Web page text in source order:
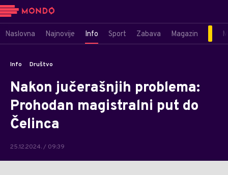
Naslovna Najnovije Info Sport Zabava Magazin
Info Društvo
Nakon jučerašnjih problema:
Prohodan magistralni put do
Čelinca
25.12.2024. / 09:39